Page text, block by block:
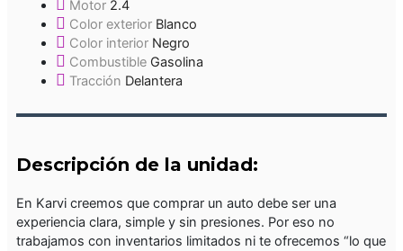
Motor 2.4
Color exterior Blanco
Color interior Negro
Combustible Gasolina
Tracción Delantera
Descripción de la unidad:
En Karvi creemos que comprar un auto debe ser una
experiencia clara, simple y sin presiones. Por eso no
trabajamos con inventarios limitados ni te ofrecemos “lo que